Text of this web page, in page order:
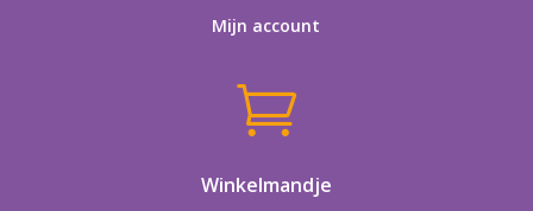
Mijn account

Winkelmandje